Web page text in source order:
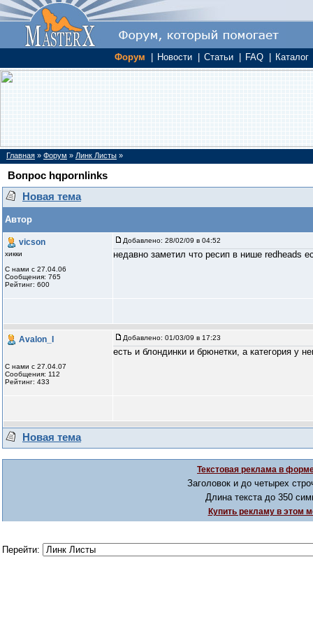
Форум Новости Статьи FAQ Каталог
Главная » Форум » Линк Листы »
Вопрос hqpornlinks
Новая тема
Автор
vicson
хикки
С нами с 27.04.06
Сообщения: 765
Рейтинг: 600
Добавлено: 28/02/09 в 04:52
недавно заметил что ресип в нише redheads
Avalon_I
С нами с 27.04.07
Сообщения: 112
Рейтинг: 433
Добавлено: 01/03/09 в 17:23
есть и блондинки и брюнетки, а категория у
Новая тема
Текстовая реклама в
Заголовок и до четырех
Длина текста до 350
Купить рекламу в этом
Перейти: